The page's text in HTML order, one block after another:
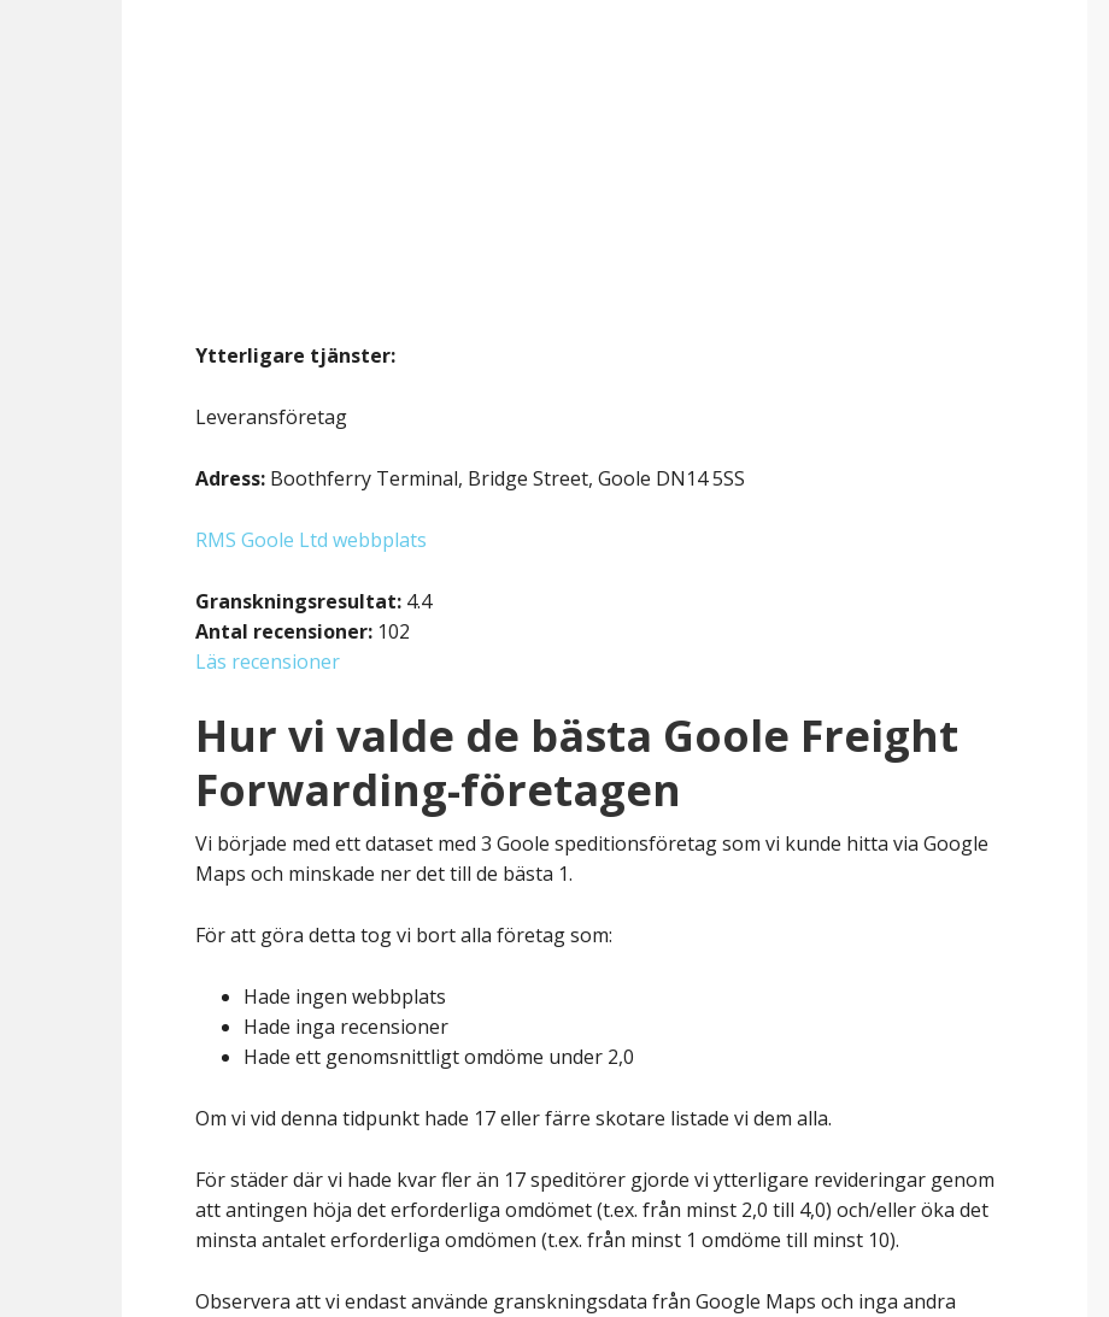
Ytterligare tjänster:
Leveransföretag
Adress: Boothferry Terminal, Bridge Street, Goole DN14 5SS
RMS Goole Ltd webbplats
Granskningsresultat: 4.4
Antal recensioner: 102
Läs recensioner
Hur vi valde de bästa Goole Freight
Forwarding-företagen
Vi började med ett dataset med 3 Goole speditionsföretag som vi kunde hitta via Google
Maps och minskade ner det till de bästa 1.
För att göra detta tog vi bort alla företag som:
Hade ingen webbplats
Hade inga recensioner
Hade ett genomsnittligt omdöme under 2,0
Om vi vid denna tidpunkt hade 17 eller färre skotare listade vi dem alla.
För städer där vi hade kvar fler än 17 speditörer gjorde vi ytterligare revideringar genom
att antingen höja det erforderliga omdömet (t.ex. från minst 2,0 till 4,0) och/eller öka det
minsta antalet erforderliga omdömen (t.ex. från minst 1 omdöme till minst 10).
Observera att vi endast använde granskningsdata från Google Maps och inga andra